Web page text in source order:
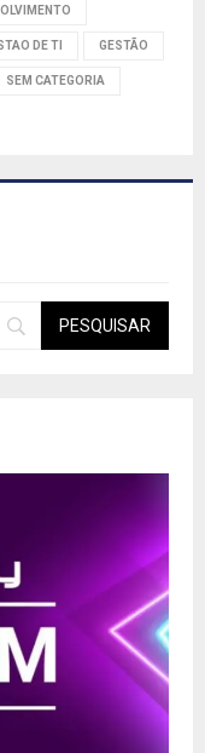
DE TI GESTÃO
SEM CATEGORIA